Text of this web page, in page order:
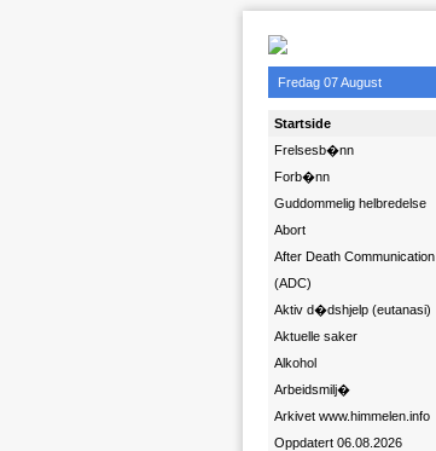
Fredag 07 August
Startside
Frelsesb�nn
Forb�nn
Guddommelig helbredelse
Abort
After Death Communication
(ADC)
Aktiv d�dshjelp (eutanasi)
Aktuelle saker
Alkohol
Arbeidsmilj�
Arkivet www.himmelen.info
Oppdatert 06.08.2026